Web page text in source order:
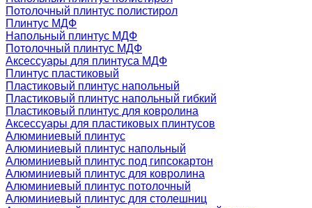
Потолочный плинтус полистирол
Плинтус МДФ
Напольный плинтус МДФ
Потолочный плинтус МДФ
Аксессуары для плинтуса МДФ
Плинтус пластиковый
Пластиковый плинтус напольный
Пластиковый плинтус напольный гибкий
Пластиковый плинтус для ковролина
Аксессуары для пластиковых плинтусов
Алюминиевый плинтус
Алюминиевый плинтус напольный
Алюминиевый плинтус под гипсокартон
Алюминиевый плинтус для ковролина
Алюминиевый плинтус потолочный
Алюминиевый плинтус для столешниц